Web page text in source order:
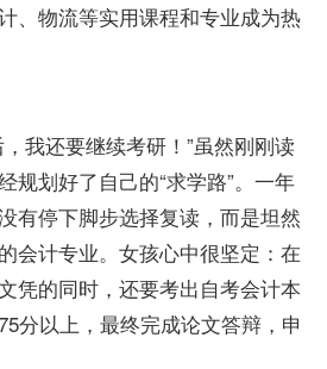
、物流等实用课程和专业成为热
我还要继续考研！”虽然刚刚读
规划好了自己的“求学路”。一年
有停下脚步选择复读，而是坦然
会计专业。女孩心中很坚定：在
凭的同时，还要考出自考会计本
分以上，最终完成论文答辩，申